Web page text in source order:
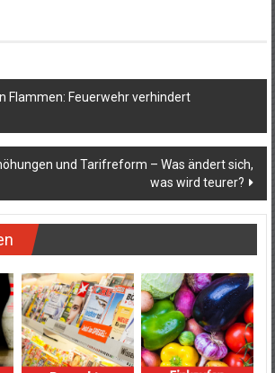
Flammen: Feuerwehr verhindert
und Tarifreform – Was ändert sich,
was wird teurer?